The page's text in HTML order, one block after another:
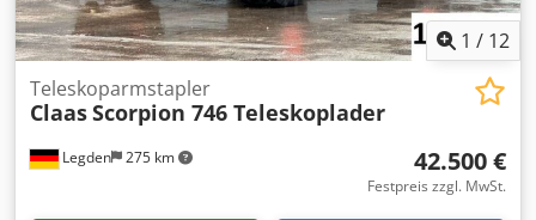
1 / 12
Legden 275 km
Teleskoparmstapler
ClaasScorpion 746 Teleskoplader
42.500 €
Festpreis zzgl. MwSt.